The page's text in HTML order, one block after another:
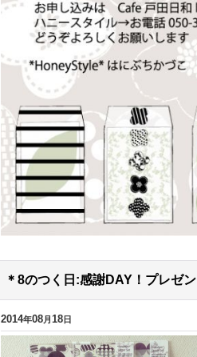
＊8のつく日:感謝DAY！プレゼ
2014年08月18日